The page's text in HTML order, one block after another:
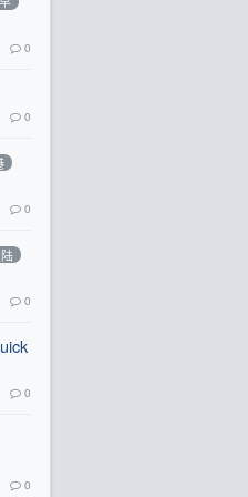
0
0
0
0
0
0